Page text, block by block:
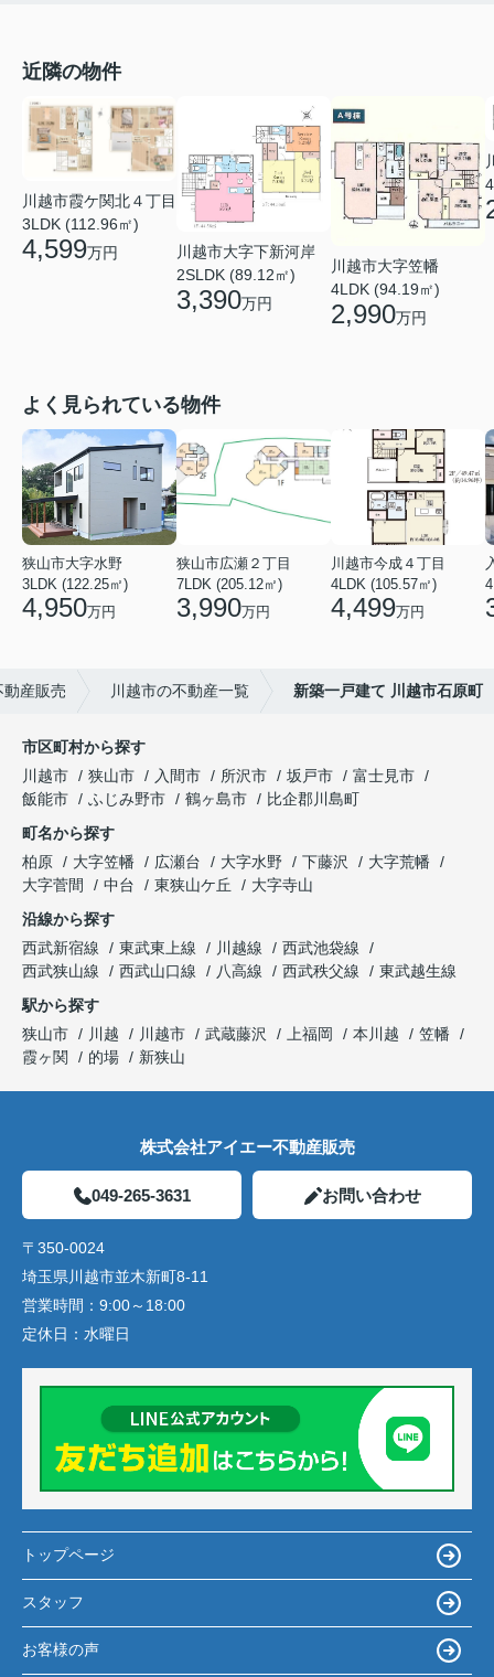
近隣の物件
川越市霞ケ関北４丁目
3LDK (112.96㎡)
4,599万円
川越市大字下新河岸
2SLDK (89.12㎡)
3,390万円
川越市大字笠幡
4LDK (94.19㎡)
2,990万円
よく見られている物件
狭山市大字水野
3LDK (122.25㎡)
4,950万円
狭山市広瀬２丁目
7LDK (205.12㎡)
3,990万円
川越市今成４丁目
4LDK (105.57㎡)
4,499万円
産販売 川越市の不動産一覧 新築一戸建て 川越市石原町
市区町村から探す
川越市
狭山市 入間市 所沢市 坂戸市
富士見市
飯能市
ふじみ野市 鶴ヶ島市
比企郡川島町
町名から探す
柏原
大字笠幡 広瀬台 大字水野 下藤沢
大字荒幡
大字菅間
中台 東狭山ケ丘
大字寺山
沿線から探す
西武新宿線
東武東上線 川越線
西武池袋線
西武狭山線
西武山口線 八高線 西武秩父線
東武越生線
駅から探す
狭山市
川越 川越市 武蔵藤沢 上福岡 本川越
笠幡
霞ヶ関
的場 新狭山
株式会社アイエー不動産販売
049-265-3631 お問い合わせ
〒350-0024
埼玉県川越市並木新町8-11
営業時間： 9:00～18:00
定休日： 水曜日
トップページ
スタッフ
お客様の声